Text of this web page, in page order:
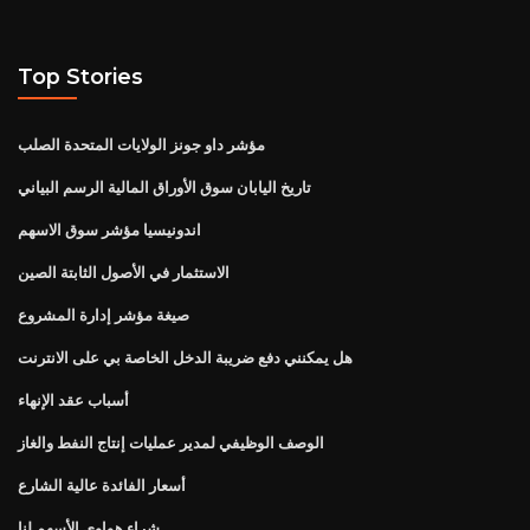
Top Stories
مؤشر داو جونز الولايات المتحدة الصلب
تاريخ اليابان سوق الأوراق المالية الرسم البياني
اندونيسيا مؤشر سوق الاسهم
الاستثمار في الأصول الثابتة الصين
صيغة مؤشر إدارة المشروع
هل يمكنني دفع ضريبة الدخل الخاصة بي على الانترنت
أسباب عقد الإنهاء
الوصف الوظيفي لمدير عمليات إنتاج النفط والغاز
أسعار الفائدة عالية الشارع